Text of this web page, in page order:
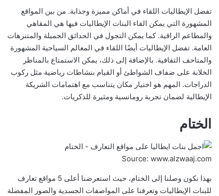
تفضل الإيطاليات اللقاء في أماكن مميزة وجذابة. من بين المواقع
المشهورة التي يمكن القاء البنات الإيطاليات فيها هي المقاهي
والمطاعم الراقية. كما يمكن التجول في الحدائق الجميلة والمتنزهات
العامة. تفضل الإيطاليات أيضًا اللقاء في المعالم السياحية المشهورة
والمتاحف الثقافية. بالإضافة إلى ذلك، يمكن الاستمتاع بالمناظر
الخلابة على ضفاف الشواطئ أو القيام بنشاطات رياضية مثل ركوب
الدراجات. المهم هو اختيار مكان يتناسب مع اهتمامات الشريكة
الإيطالية لضمان تجربة رومانسية ومثيرة للذكريات.
الختام
Source: www.alzwaaj.com
بهذا نكون وصلنا إلى الختام، حيث استعرضنا أعلى 5 مواقع تعارف
للبنات الإيطاليات وتعرفنا على المواصفات الجسدية والصور المفضلة